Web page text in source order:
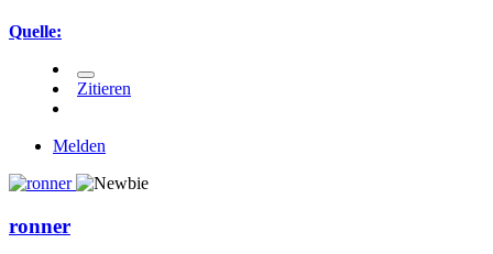
Quelle:
Zitieren
Melden
ronner